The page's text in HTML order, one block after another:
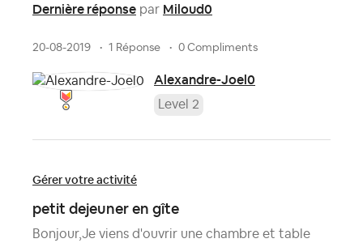
Dernière réponse par Miloud0
20-08-2019 1 Réponse 0 Compliments
Alexandre-Joel0
Level 2
Gérer votre activité
petit dejeuner en gîte
Bonjour,Je viens d'ouvrir une chambre et table